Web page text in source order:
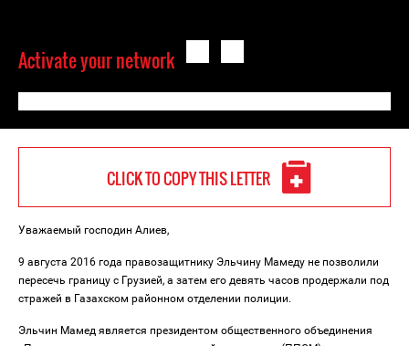
Activate your network
CLICK TO COPY THIS LETTER
Уважаемый господин Алиев,
9 августа 2016 года правозащитнику Эльчину Мамеду не позволили
пересечь границу с Грузией, а затем его девять часов продержали под
стражей в Газахском районном отделении полиции.
Эльчин Мамед является президентом общественного объединения